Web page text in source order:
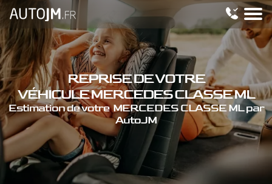
REPRISE DE VOTRE
VÉHICULE MERCEDES CLASSE ML
Estimation de votre MERCEDES CLASSE ML par
AutoJM